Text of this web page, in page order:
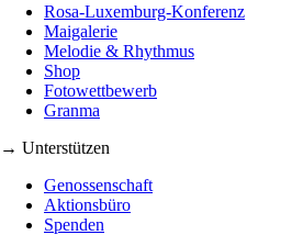
Rosa-Luxemburg-Konferenz
Maigalerie
Melodie & Rhythmus
Shop
Fotowettbewerb
Granma
→ Unterstützen
Genossenschaft
Aktionsbüro
Spenden